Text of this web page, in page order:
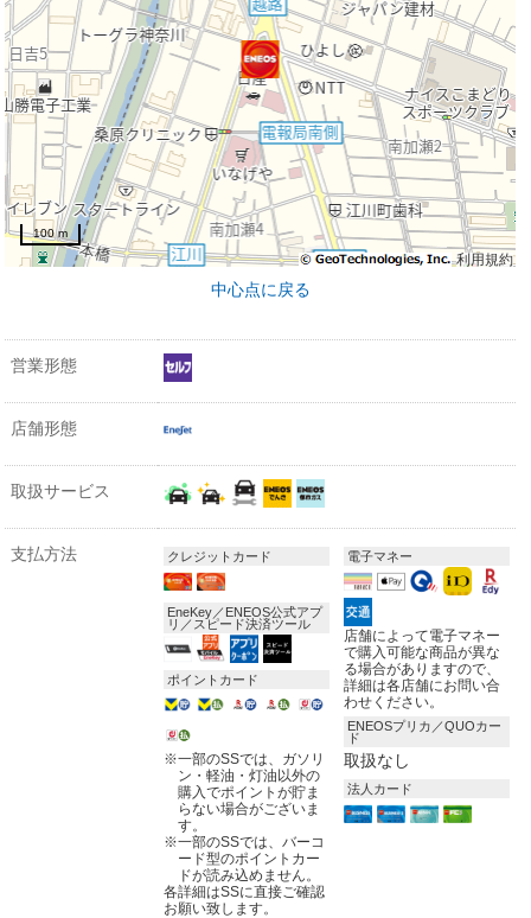
利用規約
100 m
中心点に戻る
営業形態
店舗形態
取扱サービス
支払方法 クレジットカード
EneKey／ENEOS公式アプ
リ／スピード決済ツール
ポイントカード
※一部のSSでは、ガソリ
ン・軽油・灯油以外の
購入でポイントが貯ま
らない場合がございま
す。
※一部のSSでは、バーコ
ード型のポイントカー
ドが読み込めません。
各詳細はSSに直接ご確認
お願い致します。
電子マネー
店舗によって電子マネー
で購入可能な商品が異な
る場合がありますので、
詳細は各店舗にお問い合
わせください。
ENEOSプリカ／QUOカー
ド
取扱なし
法人カード